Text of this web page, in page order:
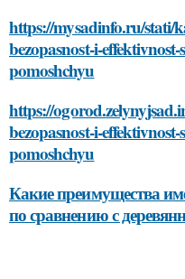
https://mysadinfo.ru/stati/
bezopasnost-i-
pomoshchyu
https://
bezopasnost-i-
pomoshchyu
Какие преимущества
по сравнению с